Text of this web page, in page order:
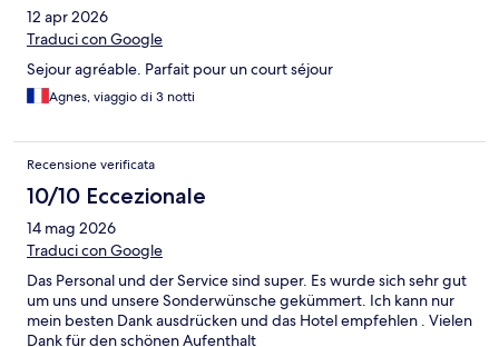
12 apr 2026
Traduci con Google
Sejour agréable. Parfait pour un court séjour
Agnes, viaggio di 3 notti
Recensione verificata
10/10 Eccezionale
14 mag 2026
Traduci con Google
Das Personal und der Service sind super. Es wurde sich sehr gut
um uns und unsere Sonderwünsche gekümmert. Ich kann nur
mein besten Dank ausdrücken und das Hotel empfehlen . Vielen
Dank für den schönen Aufenthalt